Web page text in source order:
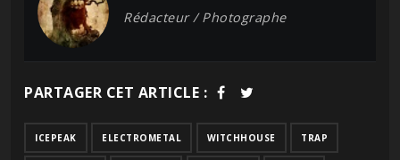
Rédacteur / Photographe
PARTAGER CET ARTICLE :
ICEPEAK ELECTROMETAL WITCHHOUSE TRAP